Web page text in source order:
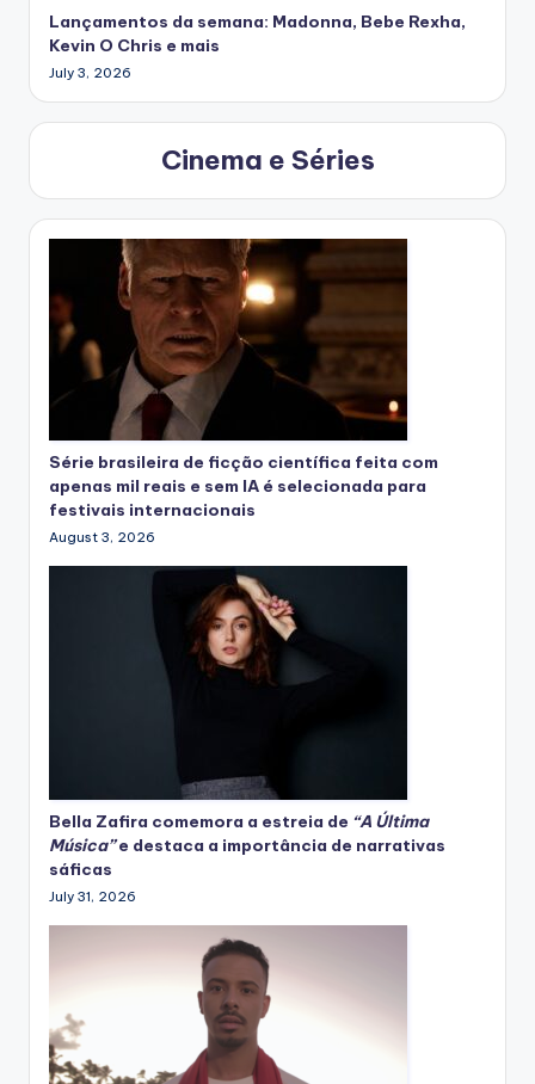
Lançamentos da semana: Madonna, Bebe Rexha,
Kevin O Chris e mais
July 3, 2026
Cinema e Séries
Série brasileira de ficção científica feita com
apenas mil reais e sem IA é selecionada para
festivais internacionais
August 3, 2026
Bella Zafira comemora a estreia de “A Última
Música”e destaca a importância de narrativas
sáficas
July 31, 2026